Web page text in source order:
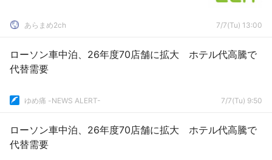
あらまめ2ch 7/7(Tu) 13:00
ローソン車中泊、26年度70店舗に拡大 ホテル代高騰で
代替需要
ゆめ痛 -NEWS ALERT- 7/7(Tu) 9:50
ローソン車中泊、26年度70店舗に拡大 ホテル代高騰で
代替需要